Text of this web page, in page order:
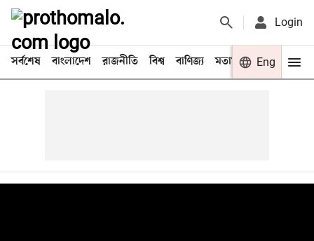
Login
সর্বশেষ বাংলাদেশ রাজনীতি বিশ্ব বাণিজ্য মতামত খেলা
Eng